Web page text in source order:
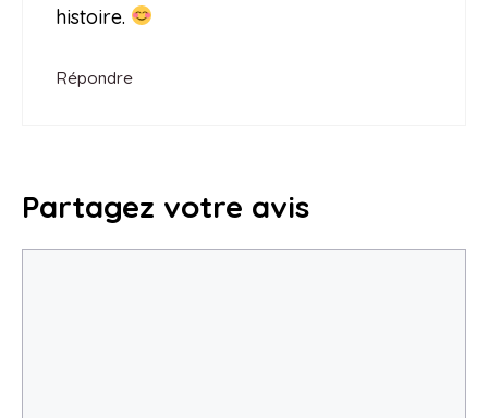
histoire.
Répondre
Partagez votre avis